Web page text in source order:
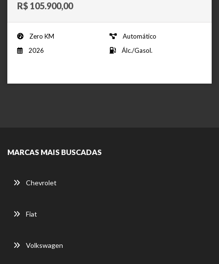
R$ 105.900,00
Zero KM
Automático
2026
Álc./Gasol.
MARCAS MAIS BUSCADAS
Chevrolet
Fiat
Volkswagen